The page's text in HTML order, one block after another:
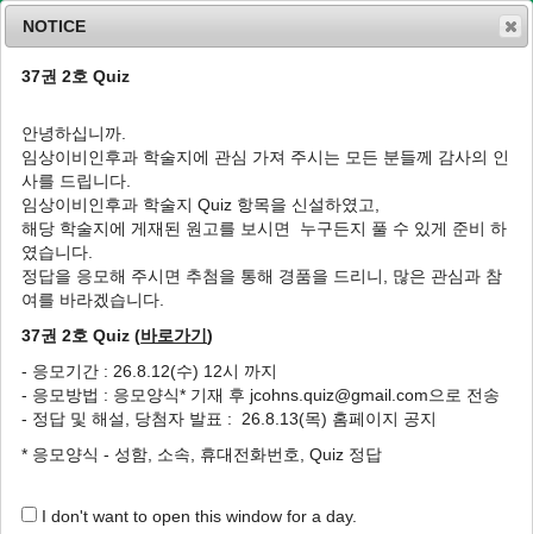
n
v
o
List of Articles
Journal of Clinical Otolaryngology Head and
Neck Surgery. Vol. 28, No. 2, 2017
특집
Microbiome in Chronic Rhinosinusitis
만성 비부비동염에서 마이크로바이옴
조석현, 윤희수
HTML PDF PubReader
NOTICE
37권 2호 Quiz
안녕하십니까.
임상이비인후과 학술지에 관심 가져 주시는 모든 분들께 감사의 인
사를 드립니다.
임상이비인후과 학술지 Quiz 항목을 신설하였고,
해당 학술지에 게재된 원고를 보시면 누구든지 풀 수 있게 준비 하
였습니다.
정답을 응모해 주시면 추첨을 통해 경품을 드리니, 많은 관심과 참
여를 바라겠습니다.
37권 2호 Quiz (바로가기)
- 응모기간 : 26.8.12(수) 12시 까지
- 응모방법 : 응모양식* 기재 후 jcohns.quiz@gmail.com으로 전송
- 정답 및 해설, 당첨자 발표 : 26.8.13(목) 홈페이지 공지
* 응모양식 - 성함, 소속, 휴대전화번호, Quiz 정답
I don't want to open this window for a day.